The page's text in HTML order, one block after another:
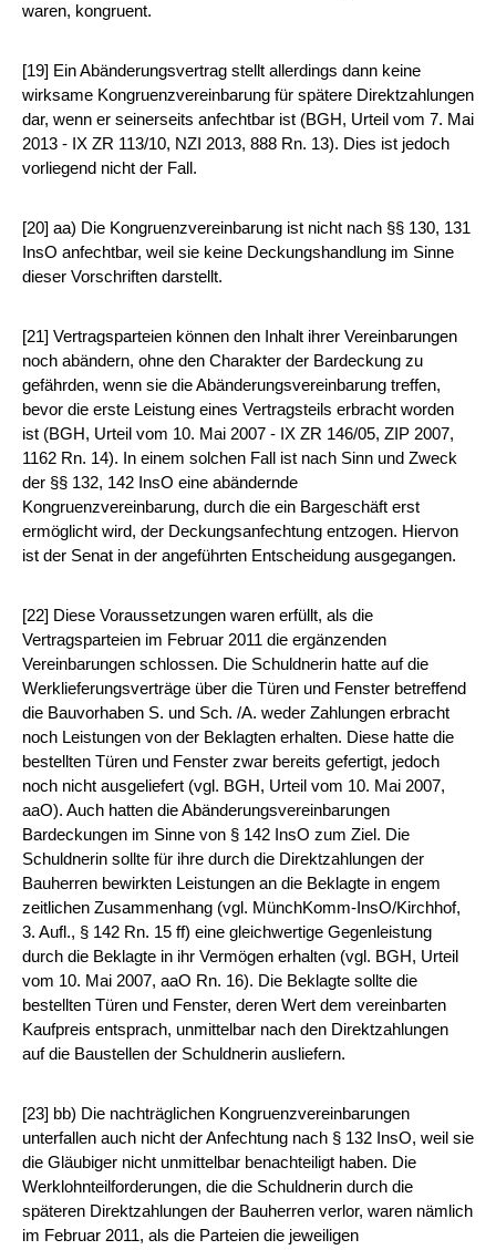
waren, kongruent.
[19] Ein Abänderungsvertrag stellt allerdings dann keine
wirksame Kongruenzvereinbarung für spätere Direktzahlungen
dar, wenn er seinerseits anfechtbar ist (BGH, Urteil vom 7. Mai
2013 - IX ZR 113/10, NZI 2013, 888 Rn. 13). Dies ist jedoch
vorliegend nicht der Fall.
[20] aa) Die Kongruenzvereinbarung ist nicht nach §§ 130, 131
InsO anfechtbar, weil sie keine Deckungshandlung im Sinne
dieser Vorschriften darstellt.
[21] Vertragsparteien können den Inhalt ihrer Vereinbarungen
noch abändern, ohne den Charakter der Bardeckung zu
gefährden, wenn sie die Abänderungsvereinbarung treffen,
bevor die erste Leistung eines Vertragsteils erbracht worden
ist (BGH, Urteil vom 10. Mai 2007 - IX ZR 146/05, ZIP 2007,
1162 Rn. 14). In einem solchen Fall ist nach Sinn und Zweck
der §§ 132, 142 InsO eine abändernde
Kongruenzvereinbarung, durch die ein Bargeschäft erst
ermöglicht wird, der Deckungsanfechtung entzogen. Hiervon
ist der Senat in der angeführten Entscheidung ausgegangen.
[22] Diese Voraussetzungen waren erfüllt, als die
Vertragsparteien im Februar 2011 die ergänzenden
Vereinbarungen schlossen. Die Schuldnerin hatte auf die
Werklieferungsverträge über die Türen und Fenster betreffend
die Bauvorhaben S. und Sch. /A. weder Zahlungen erbracht
noch Leistungen von der Beklagten erhalten. Diese hatte die
bestellten Türen und Fenster zwar bereits gefertigt, jedoch
noch nicht ausgeliefert (vgl. BGH, Urteil vom 10. Mai 2007,
aaO). Auch hatten die Abänderungsvereinbarungen
Bardeckungen im Sinne von § 142 InsO zum Ziel. Die
Schuldnerin sollte für ihre durch die Direktzahlungen der
Bauherren bewirkten Leistungen an die Beklagte in engem
zeitlichen Zusammenhang (vgl. MünchKomm-InsO/Kirchhof,
3. Aufl., § 142 Rn. 15 ff) eine gleichwertige Gegenleistung
durch die Beklagte in ihr Vermögen erhalten (vgl. BGH, Urteil
vom 10. Mai 2007, aaO Rn. 16). Die Beklagte sollte die
bestellten Türen und Fenster, deren Wert dem vereinbarten
Kaufpreis entsprach, unmittelbar nach den Direktzahlungen
auf die Baustellen der Schuldnerin ausliefern.
[23] bb) Die nachträglichen Kongruenzvereinbarungen
unterfallen auch nicht der Anfechtung nach § 132 InsO, weil sie
die Gläubiger nicht unmittelbar benachteiligt haben. Die
Werklohnteilforderungen, die die Schuldnerin durch die
späteren Direktzahlungen der Bauherren verlor, waren nämlich
im Februar 2011, als die Parteien die jeweiligen